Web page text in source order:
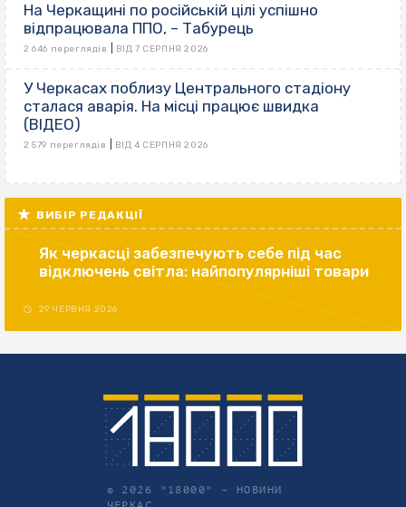
На Черкащині по російській цілі успішно
відпрацювала ППО, – Табурець
2 646 переглядів ВІД 7 СЕРПНЯ 2026
У Черкасах поблизу Центрального стадіону
сталася аварія. На місці працює швидка
(ВІДЕО)
2 579 переглядів ВІД 4 СЕРПНЯ 2026
ВИБІР РЕДАКЦІЇ
Як черкасці забезпечують себе під час
відключень світла: найпопулярніші товари
29 ЧЕРВНЯ 2026
© 2026 "18000" – НОВИНИ